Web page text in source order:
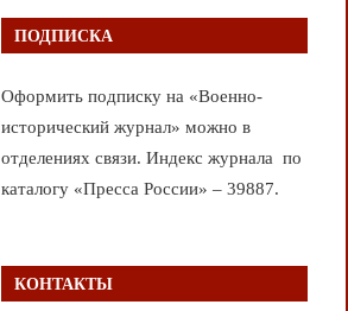
ПОДПИСКА
Оформить подписку на «Военно-
исторический журнал» можно в
отделениях связи. Индекс журнала по
каталогу «Пресса России» – 39887.
КОНТАКТЫ